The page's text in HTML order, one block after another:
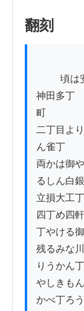
翻刻
神田多丁
二丁目よ
ん雀丁　
両かは御
るしん白
立損大工
四丁め四
丁やける
残るみな
りうかん
やしきも
かべ丁ろ